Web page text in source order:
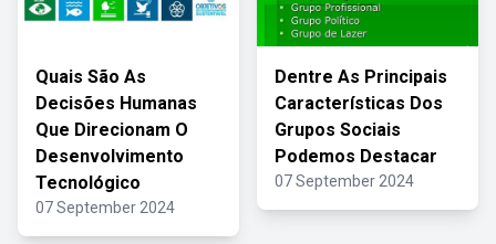
Quais São As
Decisões Humanas
Que Direcionam O
Desenvolvimento
Tecnológico
07 September 2024
Dentre As Principais
Características Dos
Grupos Sociais
Podemos Destacar
07 September 2024